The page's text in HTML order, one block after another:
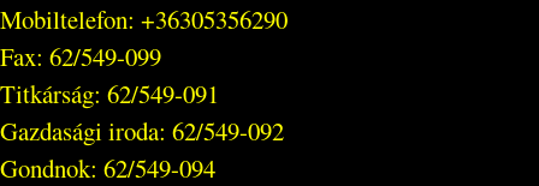
Mobiltelefon: +36305356290
Fax: 62/549-099
Titkárság: 62/549-091
Gazdasági iroda: 62/549-092
Gondnok: 62/549-094